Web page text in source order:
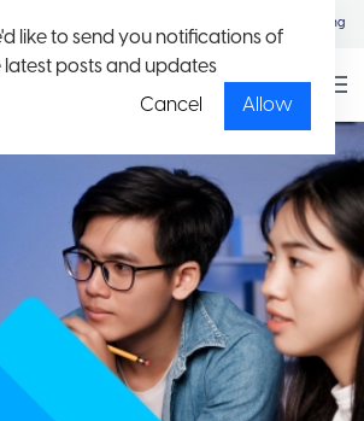
like to send you notifications of
latest posts and updates
Cancel
Allow
Eng